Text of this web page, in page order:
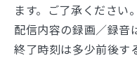
ます。ご了承ください。
配信内容の録画／録音
終了時刻は多少前後す